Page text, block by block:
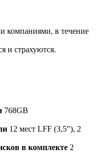
компаниями, в течение
и страхуются.
768GB
12 мест LFF (3,5"), 2
в комплекте 2